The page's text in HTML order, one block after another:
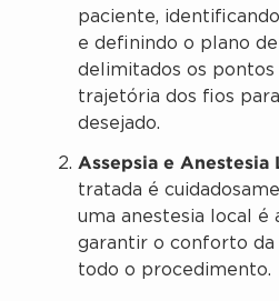
paciente,
e definindo o plano
delimitados os pontos
trajetória dos fios
desejado.
Assepsia e Anestesia
tratada é
uma anestesia local é
garantir o conforto da
todo o procedimento.